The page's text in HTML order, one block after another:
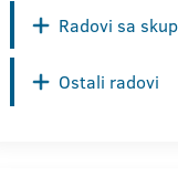
Radovi sa
Ostali radovi